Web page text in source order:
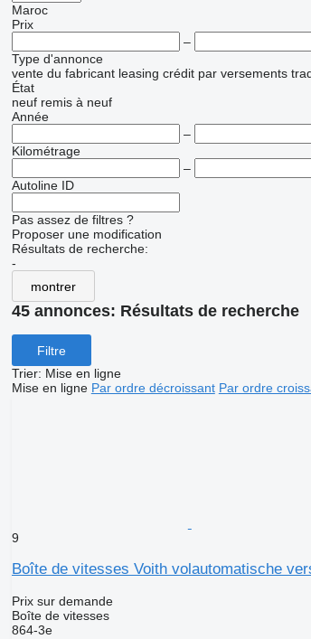
Maroc
Prix
–
Type d'annonce
vente du fabricant leasing crédit par versements
État
neuf remis à neuf
Année
–
Kilométrage
–
Autoline ID
Pas assez de filtres ?
Proposer une modification
Résultats de recherche:
-
montrer
45 annonces: Résultats de recherche
Filtre
Trier: Mise en ligne
Mise en ligne Par ordre décroissant Par ordre
9
Boîte de vitesses Voith volautomatische
Prix sur demande
Boîte de vitesses
864-3e